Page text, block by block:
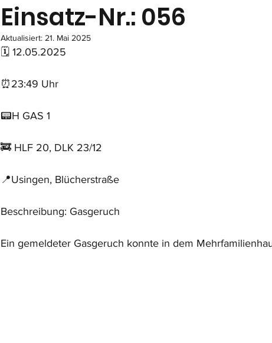
Einsatz-Nr.: 056
Aktualisiert: 21. Mai 2025
🗓 12.05.2025
⏰23:49 Uhr
📟H GAS 1
🚒 HLF 20, DLK 23/12
📍Usingen, Blücherstraße
Beschreibung: Gasgeruch
Ein gemeldeter Gasgeruch konnte in dem